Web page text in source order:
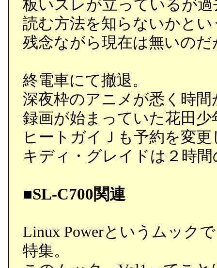
板いスレが立っているが
読む方法を知らないかとい
残念ながら現在は無いのだ
終電車にて撤退。
深夜枠のアニメが悉く時
録画が始まっていた花田
ヒートガイＪも予約を変
キディ・グレイドは２時
■SL-C700関連
Linux Powerというムック
特集。